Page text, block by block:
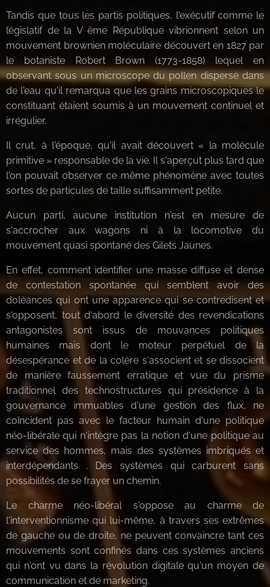
Tandis que tous les partis politiques, l'exécutif comme le
législatif de la V ème République vibrionnent selon un
mouvement brownien moléculaire découvert en 1827 par
le botaniste Robert Brown (1773-1858) lequel en
observant sous un microscope du pollen dispersé dans
de l'eau qu'il remarqua que les grains microscopiques le
constituant étaient soumis à un mouvement continuel et
irrégulier.
Il crut, à l'époque, qu'il avait découvert « la molécule
primitive » responsable de la vie. Il s'aperçut plus tard que
l'on pouvait observer ce même phénomène avec toutes
sortes de particules de taille suffisamment petite.
Aucun parti, aucune institution n'est en mesure de
s'accrocher aux wagons ni à la locomotive du
mouvement quasi spontané des Gilets Jaunes.
En effet, comment identifier une masse diffuse et dense
de contestation spontanée qui semblent avoir des
doléances qui ont une apparence qui se contredisent et
s'opposent, tout d'abord le diversité des revendications
antagonistes sont issus de mouvances politiques
humaines mais dont le moteur perpétuel de la
désespérance et de la colère s'associent et se dissocient
de manière faussement erratique et vue du prisme
traditionnel des technostructures qui présidence à la
gouvernance immuables d'une gestion des flux, ne
coïncident pas avec le facteur humain d'une politique
néo-libérale qui n'intègre pas la notion d'une politique au
service des hommes, mais des systèmes imbriqués et
interdépendants . Des systèmes qui carburent sans
possibilités de se frayer un chemin.
Le charme néo-libéral s'oppose au charme de
l'interventionnisme qui lui-même, à travers ses extrêmes
de gauche ou de droite, ne peuvent convaincre tant ces
mouvements sont confinés dans ces systèmes anciens
qui n'ont vu dans la révolution digitale qu'un moyen de
communication et de marketing.